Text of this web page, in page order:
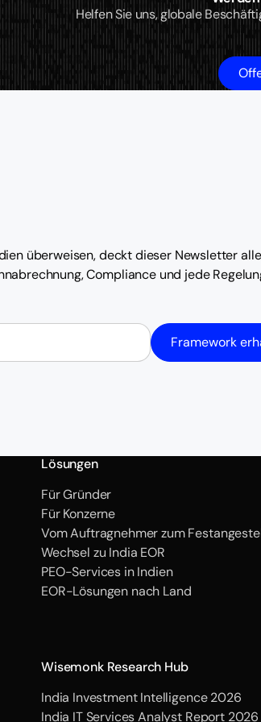
Helfen Sie uns, globale
überweisen, deckt dieser Newsletter
Compliance und jede
Framework
Lösungen
Für Gründer
Für Konzerne
Vom Auftragnehmer zum
Wechsel zu India EOR
PEO-Services in Indien
EOR-Lösungen nach Land
Wisemonk Research Hub
India Investment Intelligence 2026
India IT Services Analyst Report 2026